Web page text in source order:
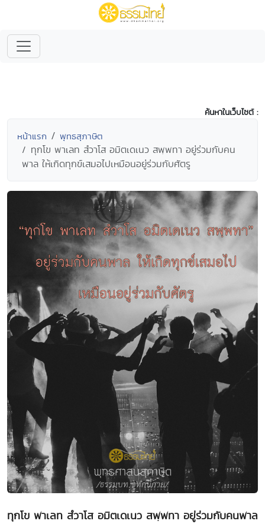
ค้นหาในเว็บไซต์ :
หน้าแรก พุทธสุภาษิต
ทุกโข พาเลท สํวาโส อมิตเดเนว สพฺพทา อยู่ร่วมกับคน
พาล ให้เกิดทุกข์เสมอไปเหมือนอยู่ร่วมกับศัตรู
ทุกโข พาเลท สํวาโส อมิตเดเนว สพฺพทา อยู่ร่วมกับคนพาล